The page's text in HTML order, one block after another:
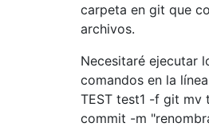
carpeta en git que
archivos.
Necesitaré ejecutar
comandos en la
TEST test1 -f git mv
commit -m